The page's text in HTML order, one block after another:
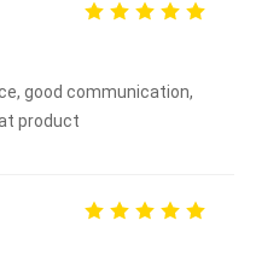
good communication,
product